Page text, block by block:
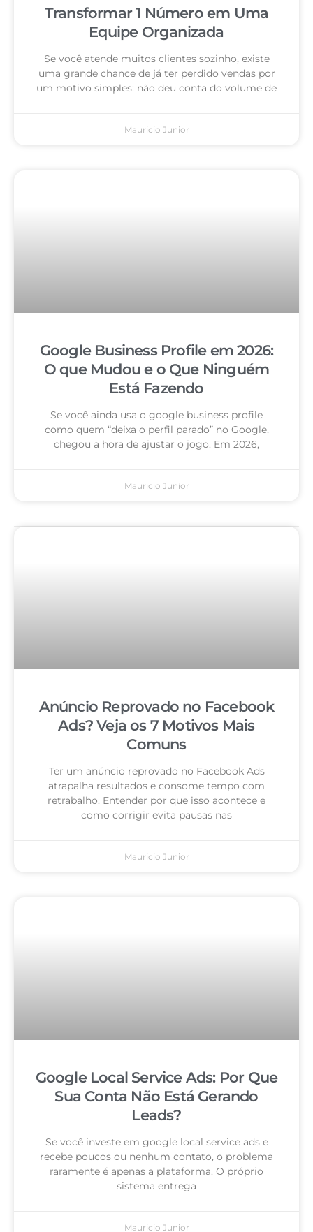
Transformar 1 Número em Uma
Equipe Organizada
Se você atende muitos clientes sozinho, existe
uma grande chance de já ter perdido vendas por
um motivo simples: não deu conta do volume de
Mauricio Junior
Google Business Profile em 2026:
O que Mudou e o Que Ninguém
Está Fazendo
Se você ainda usa o google business profile
como quem “deixa o perfil parado” no Google,
chegou a hora de ajustar o jogo. Em 2026,
Mauricio Junior
Anúncio Reprovado no Facebook
Ads? Veja os 7 Motivos Mais
Comuns
Ter um anúncio reprovado no Facebook Ads
atrapalha resultados e consome tempo com
retrabalho. Entender por que isso acontece e
como corrigir evita pausas nas
Mauricio Junior
Google Local Service Ads: Por Que
Sua Conta Não Está Gerando
Leads?
Se você investe em google local service ads e
recebe poucos ou nenhum contato, o problema
raramente é apenas a plataforma. O próprio
sistema entrega
Mauricio Junior